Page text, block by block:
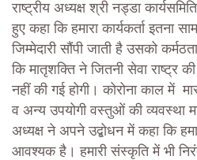
राष्ट्रीय अध्यक्ष श्री नड्डा
हुए कहा कि हमारा कार्यकर्ता इतना
जिम्मेदारी सौंपी जाती है उसको
कि मातृशक्ति ने जितनी सेवा राष्ट्र
नहीं की गई होगी। कोरोना काल में
व अन्य उपयोगी वस्तुओं की व्यवस्था
अध्यक्ष ने अपने उद्बोधन में कहा कि
आवश्यक है। हमारी संस्कृति में भी